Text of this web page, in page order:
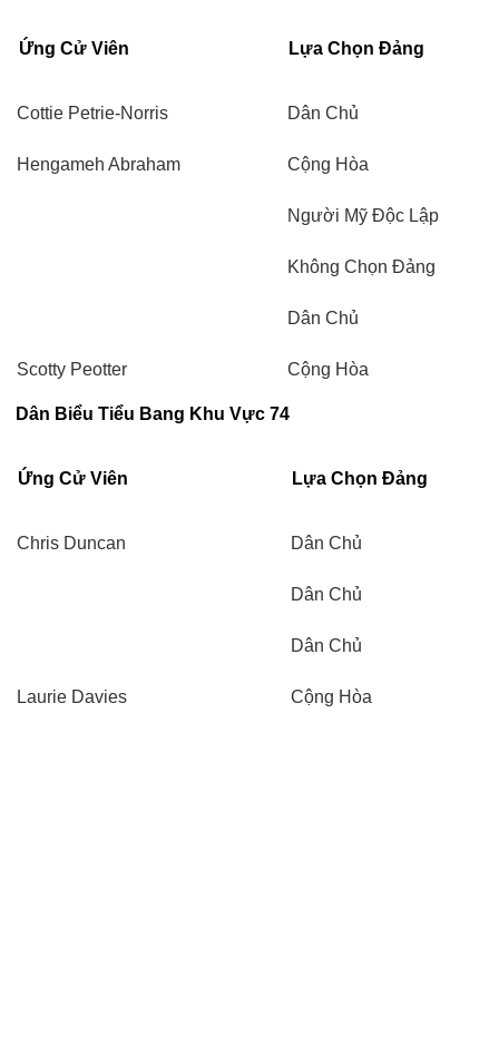
Ứng Cử Viên Lựa Chọn Đảng
Cottie Petrie-Norris Dân Chủ
Hengameh Abraham Cộng Hòa
Người Mỹ Độc Lập
Không Chọn Đảng
Dân Chủ
Scotty Peotter Cộng Hòa
Dân Biểu Tiểu Bang Khu Vực 74
Ứng Cử Viên Lựa Chọn Đảng
Chris Duncan Dân Chủ
Dân Chủ
Dân Chủ
Laurie Davies Cộng Hòa